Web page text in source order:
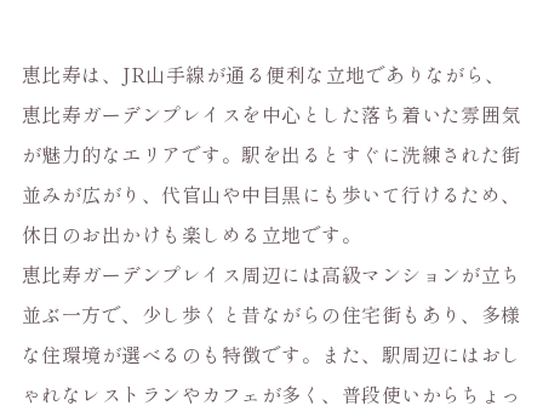
恵比寿は、JR山手線が通る便利な立地でありながら、
恵比寿ガーデンプレイスを中心とした落ち着いた雰囲気
が魅力的なエリアです。駅を出るとすぐに洗練された街
並みが広がり、代官山や中目黒にも歩いて行けるため、
休日のお出かけも楽しめる立地です。
恵比寿ガーデンプレイス周辺には高級マンションが立ち
並ぶ一方で、少し歩くと昔ながらの住宅街もあり、多様
な住環境が選べるのも特徴です。また、駅周辺にはおし
ゃれなレストランやカフェが多く、普段使いからちょっ